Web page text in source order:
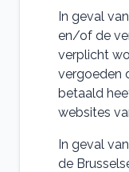
In geval
en/of de
verplicht
vergoeden
betaald
websites
In geval
de